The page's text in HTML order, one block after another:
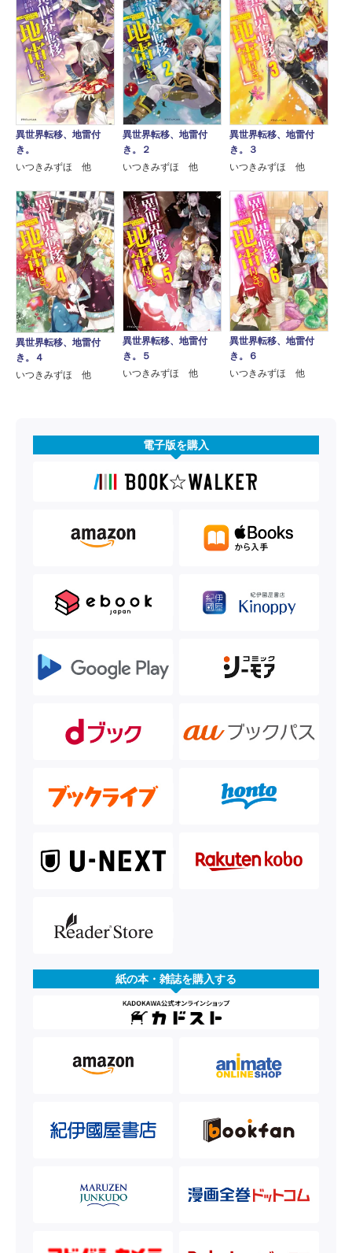
異世界転移、地雷付
き。
いつきみずほ 他
異世界転移、地雷付
き。２
いつきみずほ 他
異世界転移、地雷付
き。３
いつきみずほ 他
異世界転移、地雷付
き。４
いつきみずほ 他
異世界転移、地雷付
き。５
いつきみずほ 他
異世界転移、地雷付
き。６
いつきみずほ 他
電子版を購入
紙の本・雑誌を購入する